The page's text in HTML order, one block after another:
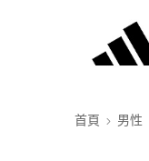
首頁 男性